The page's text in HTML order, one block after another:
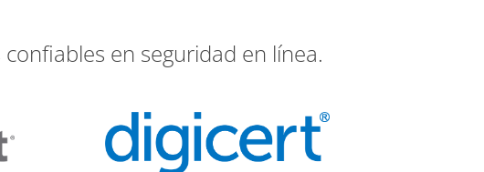
en seguridad en línea.